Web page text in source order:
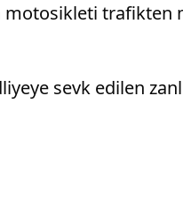
motosikleti
sevk edilen